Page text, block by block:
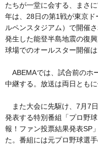
たちが一堂に会する、まさ
年は、28日の第1戦が東京
ルペンスタジアム）で開催
発生した能登半島地震の復
球場でのオールスター開催
ABEMAでは、試合前のホ
中継する。放送は両日とも
また大会に先駆け、7月7
発表する特別番組「プロ野
報！ファン投票結果発表SP
た。番組には元プロ野球選